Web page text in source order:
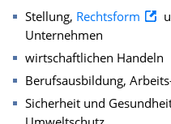
Stellung, Rechtsform
Unternehmen
wirtschaftlichen Handeln
Berufsausbildung,
Sicherheit und